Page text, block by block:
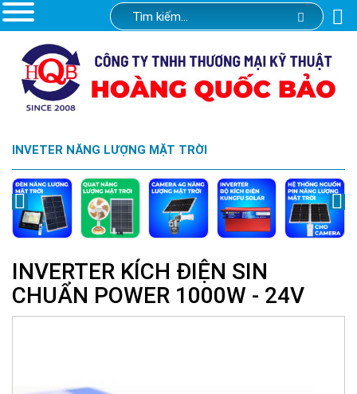
INVETER NĂNG LƯỢNG MẶT TRỜI
INVERTER KÍCH ĐIỆN SIN
CHUẨN POWER 1000W - 24V